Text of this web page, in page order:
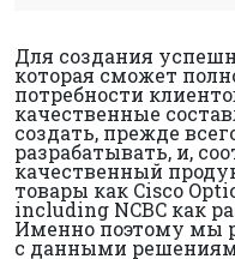
Для создания
которая сможет
потребности
качественные
создать, прежде
разрабатывать, и,
качественный
товары как Cisco
including NCBC как
Именно поэтому мы
с данными